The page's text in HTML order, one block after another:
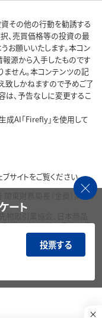
その他の行動を勧誘する
、売買価格等の投資の最
お願いいたします。本コン
源から入手したものです
せん。本コンテンツの記
致しかねますので予めご了
は、予告なしに変更するこ
AI「Firefly」を使用して
サイトをご覧ください。
東財務局長（金商）第195
物取引業協会、日本商品
業協会、一般社団法人資
ート
投票する